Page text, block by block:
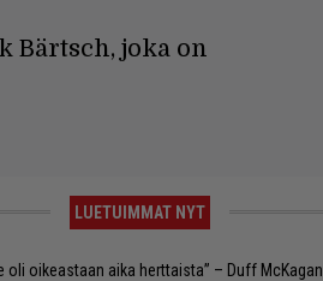
Bärtsch, joka on
LUETUIMMAT NYT
oli oikeastaan aika herttaista” – Duff McKagan